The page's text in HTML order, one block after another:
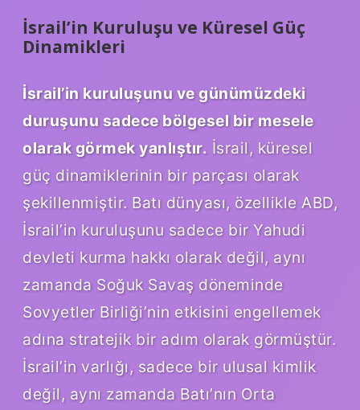
İsrail’in Kuruluşu ve Küresel Güç
Dinamikleri
İsrail’in kuruluşunu ve günümüzdeki
duruşunu sadece bölgesel bir mesele
olarak görmek yanlıştır. İsrail, küresel
güç dinamiklerinin bir parçası olarak
şekillenmiştir. Batı dünyası, özellikle ABD,
İsrail’in kuruluşunu sadece bir Yahudi
devleti kurma hakkı olarak değil, aynı
zamanda Soğuk Savaş döneminde
Sovyetler Birliği’nin etkisini engellemek
adına stratejik bir adım olarak görmüştür.
İsrail’in varlığı, sadece bir ulusal kimlik
değil, aynı zamanda Batı’nın Orta